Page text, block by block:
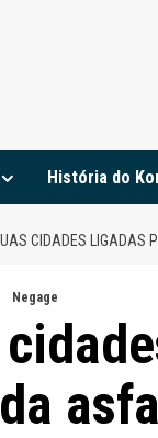
História do
CIDADES LIGADAS
Negage